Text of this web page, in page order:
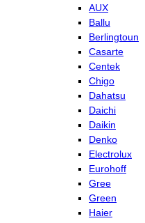
AUX
Ballu
Berlingtoun
Casarte
Centek
Chigo
Dahatsu
Daichi
Daikin
Denko
Electrolux
Eurohoff
Gree
Green
Haier